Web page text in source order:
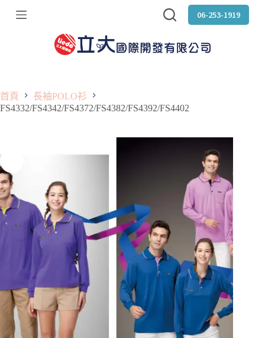
跳
06-253-1919
首頁
長袖POLO衫
FS4332/FS4342/FS4372/FS4382/FS4392/FS4402